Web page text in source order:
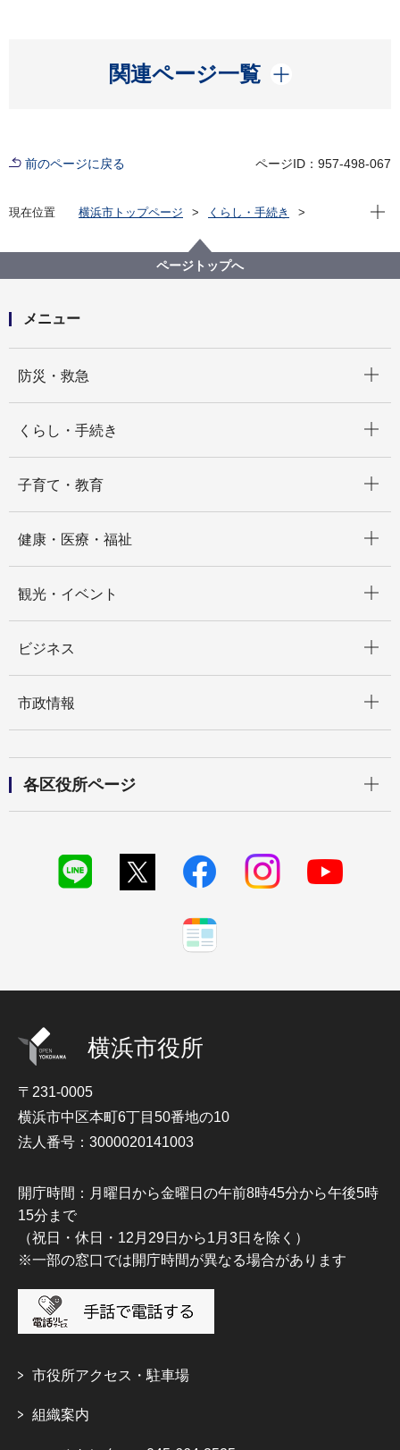
関連ページ一覧
開く
前のページに戻る ページID：957-498-067
現在位置 横浜市トップページ
くらし・手続き
横浜市民の読書活動推進
横浜市民の読書活動推進
第二次横浜市民読書活動推進計画
現在
ページトップへ
メニュー
防災・救急
くらし・手続き
子育て・教育
健康・医療・福祉
観光・イベント
ビジネス
市政情報
各区役所ページ
横浜市役所
〒231-0005
横浜市中区本町6丁目50番地の10
法人番号：3000020141003
開庁時間：月曜日から金曜日の午前8時45分から午後5時
15分まで
（祝日・休日・12月29日から1月3日を除く）
※一部の窓口では開庁時間が異なる場合があります
市役所アクセス・駐車場
組織案内